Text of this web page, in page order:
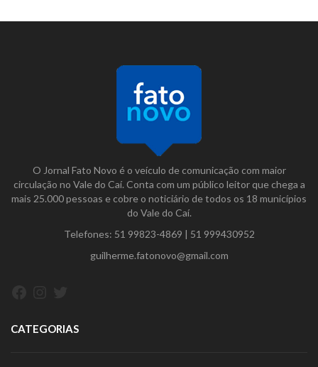
O Jornal Fato Novo é o veículo de comunicação com maior
circulação no Vale do Caí. Conta com um público leitor que chega a
mais 25.000 pessoas e cobre o noticiário de todos os 18 municípios
do Vale do Caí.
Telefones: 51 99823-4869 | 51 999430952
guilherme.fatonovo@gmail.com
CATEGORIAS